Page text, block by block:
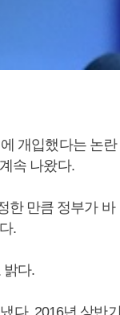
개입했다는 논란
속 나왔다.
한 만큼 정부가 바
.
밝다.